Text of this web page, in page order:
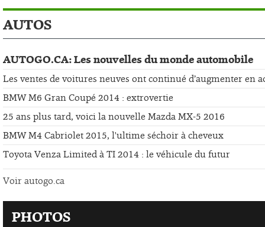
AUTOS
AUTOGO.CA: Les nouvelles du monde automobile
Les ventes de voitures neuves ont continué d’augmenter en
BMW M6 Gran Coupé 2014 : extrovertie
25 ans plus tard, voici la nouvelle Mazda MX-5 2016
BMW M4 Cabriolet 2015, l'ultime séchoir à cheveux
Toyota Venza Limited à TI 2014 : le véhicule du futur
Voir autogo.ca
PHOTOS